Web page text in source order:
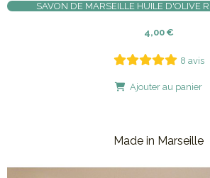
SAVON DE MARSEILLE HUILE D'OLIVE
4,00€
8 avis
Ajouter au panier
Made in Marseille